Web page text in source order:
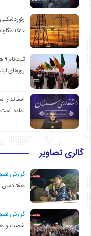
۱۵۲۰ مگاواتی با «قرار همدلی» مردم
روزهای
آماده است
گالری تصاویر
گزارش
گزارش
شصت و